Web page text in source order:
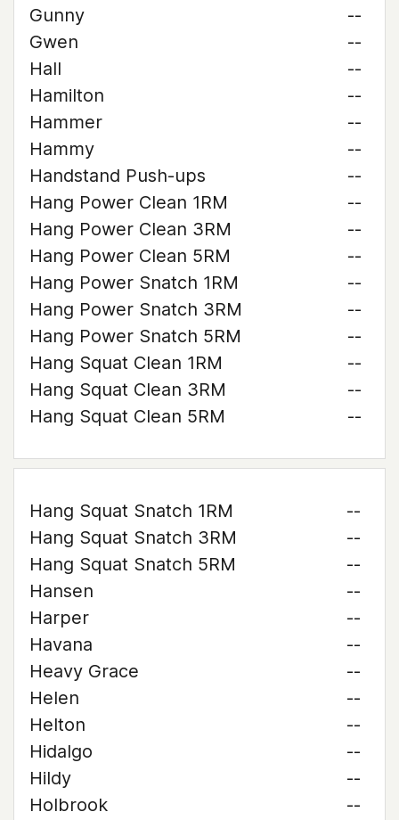
Gunny
--
Gwen
--
Hall
--
Hamilton
--
Hammer
--
Hammy
--
Handstand Push-ups
--
Hang Power Clean 1RM
--
Hang Power Clean 3RM
--
Hang Power Clean 5RM
--
Hang Power Snatch 1RM
--
Hang Power Snatch 3RM
--
Hang Power Snatch 5RM
--
Hang Squat Clean 1RM
--
Hang Squat Clean 3RM
--
Hang Squat Clean 5RM
--
Hang Squat Snatch 1RM
--
Hang Squat Snatch 3RM
--
Hang Squat Snatch 5RM
--
Hansen
--
Harper
--
Havana
--
Heavy Grace
--
Helen
--
Helton
--
Hidalgo
--
Hildy
--
Holbrook
--